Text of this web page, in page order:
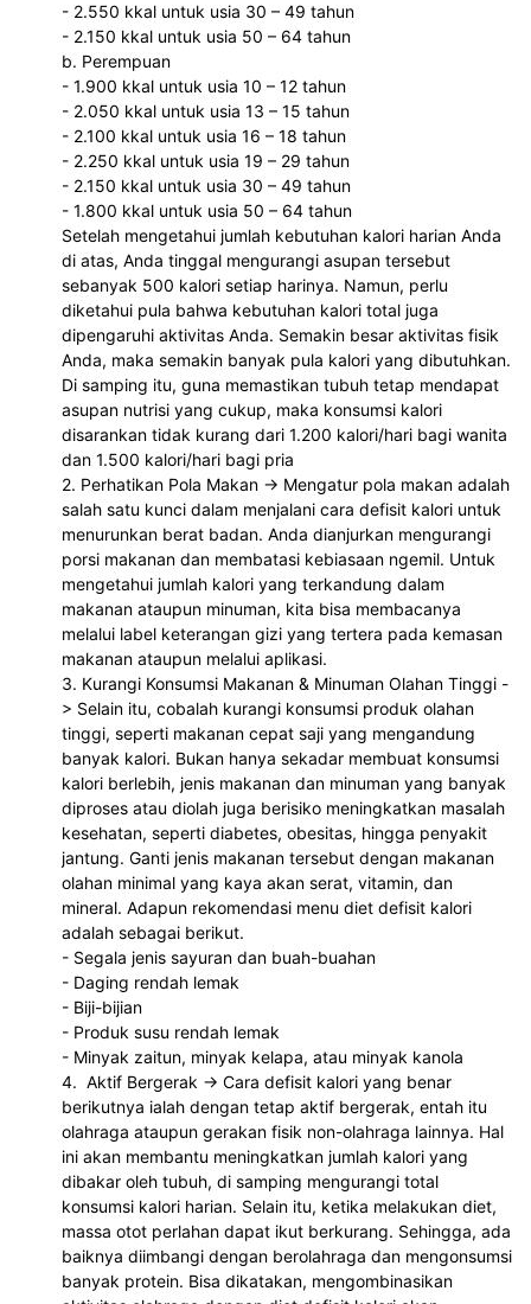
- 2.550 kkal untuk usia 30 – 49 tahun
- 2.150 kkal untuk usia 50 – 64 tahun
b. Perempuan
- 1.900 kkal untuk usia 10 – 12 tahun
- 2.050 kkal untuk usia 13 – 15 tahun
- 2.100 kkal untuk usia 16 – 18 tahun
- 2.250 kkal untuk usia 19 – 29 tahun
- 2.150 kkal untuk usia 30 – 49 tahun
- 1.800 kkal untuk usia 50 – 64 tahun
Setelah mengetahui jumlah kebutuhan kalori harian Anda
di atas, Anda tinggal mengurangi asupan tersebut
sebanyak 500 kalori setiap harinya. Namun, perlu
diketahui pula bahwa kebutuhan kalori total juga
dipengaruhi aktivitas Anda. Semakin besar aktivitas fisik
Anda, maka semakin banyak pula kalori yang dibutuhkan.
Di samping itu, guna memastikan tubuh tetap mendapat
asupan nutrisi yang cukup, maka konsumsi kalori
disarankan tidak kurang dari 1.200 kalori/hari bagi wanita
dan 1.500 kalori/hari bagi pria
2. Perhatikan Pola Makan -> Mengatur pola makan adalah
salah satu kunci dalam menjalani cara defisit kalori untuk
menurunkan berat badan. Anda dianjurkan mengurangi
porsi makanan dan membatasi kebiasaan ngemil. Untuk
mengetahui jumlah kalori yang terkandung dalam
makanan ataupun minuman, kita bisa membacanya
melalui label keterangan gizi yang tertera pada kemasan
makanan ataupun melalui aplikasi.
3. Kurangi Konsumsi Makanan & Minuman Olahan Tinggi -
> Selain itu, cobalah kurangi konsumsi produk olahan
tinggi, seperti makanan cepat saji yang mengandung
banyak kalori. Bukan hanya sekadar membuat konsumsi
kalori berlebih, jenis makanan dan minuman yang banyak
diproses atau diolah juga berisiko meningkatkan masalah
kesehatan, seperti diabetes, obesitas, hingga penyakit
jantung. Ganti jenis makanan tersebut dengan makanan
olahan minimal yang kaya akan serat, vitamin, dan
mineral. Adapun rekomendasi menu diet defisit kalori
adalah sebagai berikut.
- Segala jenis sayuran dan buah-buahan
- Daging rendah lemak
- Biji-bijian
- Produk susu rendah lemak
- Minyak zaitun, minyak kelapa, atau minyak kanola
4.  Aktif Bergerak -> Cara defisit kalori yang benar
berikutnya ialah dengan tetap aktif bergerak, entah itu
olahraga ataupun gerakan fisik non-olahraga lainnya. Hal
ini akan membantu meningkatkan jumlah kalori yang
dibakar oleh tubuh, di samping mengurangi total
konsumsi kalori harian. Selain itu, ketika melakukan diet,
massa otot perlahan dapat ikut berkurang. Sehingga, ada
baiknya diimbangi dengan berolahraga dan mengonsumsi
banyak protein. Bisa dikatakan, mengombinasikan